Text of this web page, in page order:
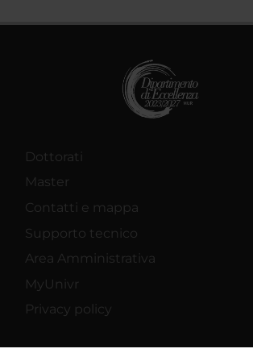
Dottorati
Master
Contatti e mappa
Supporto tecnico
Area Amministrativa
MyUnivr
Privacy policy